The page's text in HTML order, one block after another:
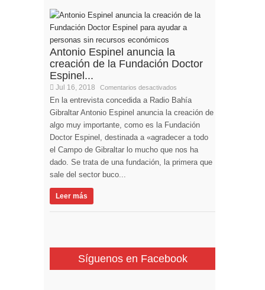
Antonio Espinel anuncia la
creación de la Fundación Doctor
Espinel...
Jul 16, 2018 Comentarios desactivados
En la entrevista concedida a Radio Bahía
Gibraltar Antonio Espinel anuncia la creación de
algo muy importante, como es la Fundación
Doctor Espinel, destinada a «agradecer a todo
el Campo de Gibraltar lo mucho que nos ha
dado. Se trata de una fundación, la primera que
sale del sector buco...
Leer más
Síguenos en Facebook